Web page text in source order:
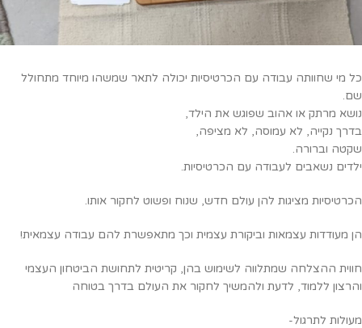
כל מי שחוותה עבודה עם הכרטיסיות יכולה לתאר שמשהו מיוחד מתחולל
שם.
נושא מרתק או אהוב שפוגש את הילד,
בדרך נקייה, לא עמוסה, לא מציפה,
שקטה וברורה.
ילדים נשאבים לעבודה עם הכרטיסיות.
הכרטיסיות מציגות להן עולם חדש, שנוח ופשוט לחקור אותו.
הן מעודדות עצמאות וביקורת עצמית וכך מתאפשרת להם עבודה עצמאית!
חווית ההצלחה שמתלווה לשימוש בהן, קריטית לתחושת הביטחון העצמי
והרצון ללמוד, לדעת ולהמשיך לחקור את העולם בדרך בטוחה
מעולות לתרגול-